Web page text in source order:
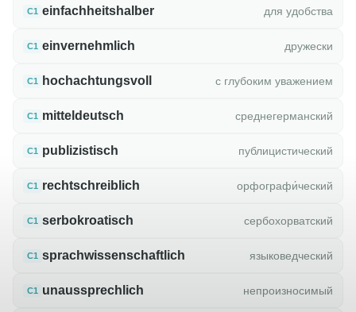
C1 einfachheitshalber для удобства
C1 einvernehmlich дружески
C1 hochachtungsvoll с глубоким уважением
C1 mitteldeutsch среднегерманский
C1 publizistisch публицистический
C1 rechtschreiblich орфографи́ческий
C1 serbokroatisch сербохорватский
C1 sprachwissenschaftlich языковедческий
C1 unaussprechlich непроизносимый